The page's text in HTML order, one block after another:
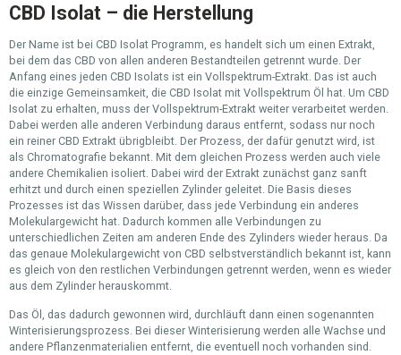
CBD Isolat – die Herstellung
Der Name ist bei CBD Isolat Programm, es handelt sich um einen Extrakt,
bei dem das CBD von allen anderen Bestandteilen getrennt wurde. Der
Anfang eines jeden CBD Isolats ist ein Vollspektrum-Extrakt. Das ist auch
die einzige Gemeinsamkeit, die CBD Isolat mit Vollspektrum Öl hat. Um CBD
Isolat zu erhalten, muss der Vollspektrum-Extrakt weiter verarbeitet werden.
Dabei werden alle anderen Verbindung daraus entfernt, sodass nur noch
ein reiner CBD Extrakt übrigbleibt. Der Prozess, der dafür genutzt wird, ist
als Chromatografie bekannt. Mit dem gleichen Prozess werden auch viele
andere Chemikalien isoliert. Dabei wird der Extrakt zunächst ganz sanft
erhitzt und durch einen speziellen Zylinder geleitet. Die Basis dieses
Prozesses ist das Wissen darüber, dass jede Verbindung ein anderes
Molekulargewicht hat. Dadurch kommen alle Verbindungen zu
unterschiedlichen Zeiten am anderen Ende des Zylinders wieder heraus. Da
das genaue Molekulargewicht von CBD selbstverständlich bekannt ist, kann
es gleich von den restlichen Verbindungen getrennt werden, wenn es wieder
aus dem Zylinder herauskommt.
Das Öl, das dadurch gewonnen wird, durchläuft dann einen sogenannten
Winterisierungsprozess. Bei dieser Winterisierung werden alle Wachse und
andere Pflanzenmaterialien entfernt, die eventuell noch vorhanden sind.